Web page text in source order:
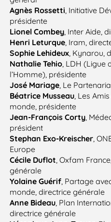
Agnès Rossetti, Initiative
présidente
Lionel Combey, Inter Aide,
Henri Leturque, Iram,
Sophie Lehideux, Kynarou,
Nathalie Tehio, LDH (Ligue
l’Homme), présidente
José Mariage, Le
Béatrice Musseau, Les
monde, présidente
Jean-François Corty,
président
Stephan Exo-Kreischer,
Europe
Cécile Duflot, Oxfam
générale
Yolaine Guérif, Partage
monde, directrice générale
Anne Bideau, Plan
directrice générale